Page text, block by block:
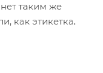
таким же
как этикетка.